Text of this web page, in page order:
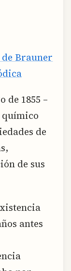
Brauner
de 1855 –
químico
de
de sus
antes